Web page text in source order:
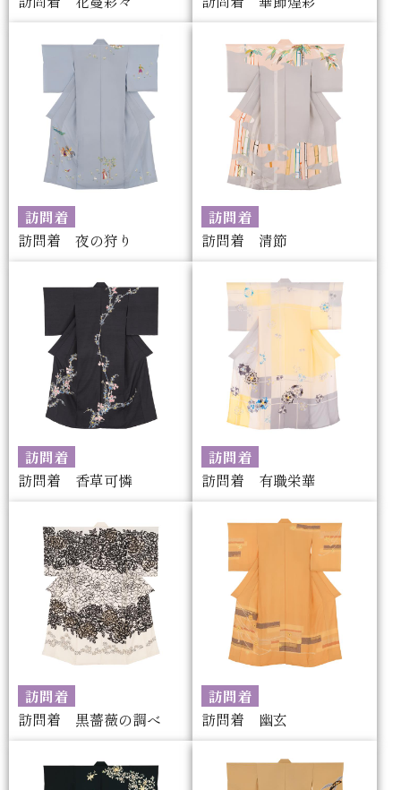
訪問着
訪問着 夜の狩り
訪問着
訪問着 清節
訪問着
訪問着 香草可憐
訪問着
訪問着 有職栄華
訪問着
訪問着 黒薔薇の調べ
訪問着
訪問着 幽玄